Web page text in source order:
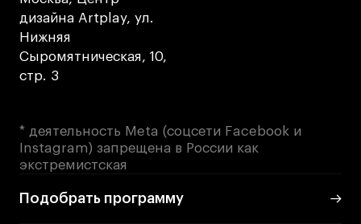
дверей
дверей
События
События
Истории успеха
Истории успеха
Universal University
Universal University
дизайна Artplay, ул.
Нижняя
Сыромятническая, 10,
стр. 3
* деятельность Meta (соцсети Facebook и
Instagram) запрещена в России как
экстремистская
Подобрать программу